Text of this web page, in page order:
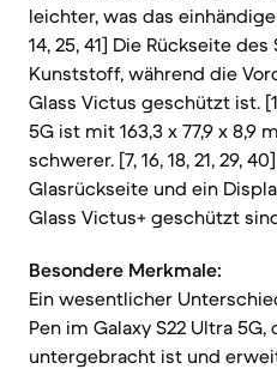
leichter, was das
14, 25, 41] Die Rückseite
Kunststoff, während die
Glass Victus geschützt ist.
5G ist mit 163,3 x 77,9 x 8,9
schwerer. [7, 16, 18, 21, 29,
Glasrückseite und ein
Glass Victus+ geschützt
Besondere Merkmale:
Ein wesentlicher
Pen im Galaxy S22 Ultra
untergebracht ist und